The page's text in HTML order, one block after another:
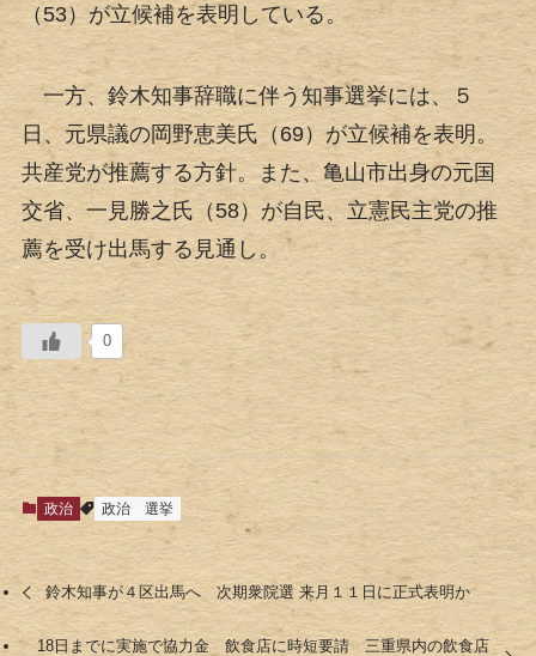
（53）が立候補を表明している。
一方、鈴木知事辞職に伴う知事選挙には、５
日、元県議の岡野恵美氏（69）が立候補を表明。
共産党が推薦する方針。また、亀山市出身の元国
交省、一見勝之氏（58）が自民、立憲民主党の推
薦を受け出馬する見通し。
0
政治 政治 選挙
鈴木知事が４区出馬へ 次期衆院選 来月１１日に正式表明か
18日までに実施で協力金 飲食店に時短要請 三重県内の飲食店